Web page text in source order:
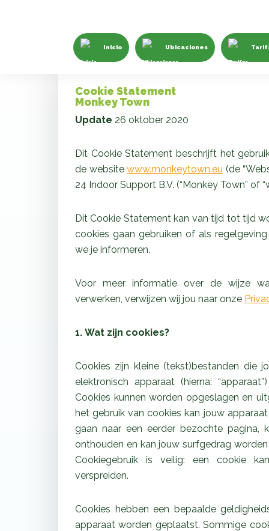
Inicio Ubicaciones
Cookie Statement
Monkey Town
Update 26 oktober 2020
Dit Cookie Statement beschrijft het
de websitewww.monkeytown.eu (de
24 Indoor Support B.V. (“Monkey Town” of
Dit Cookie Statement kan van tijd tot tijd
cookies gaan gebruiken of als
we je informeren.
Voor meer informatie over de wijze
verwerken, verwijzen wij jou naar onze
1. Wat zijn cookies?
Cookies zijn kleine (tekst)bestanden die
elektronisch apparaat (hierna:
Cookies kunnen worden opgeslagen en
het gebruik van cookies kan jouw
gaan naar een eerder bezochte pagina,
onthouden en kan jouw surfgedrag
Cookiegebruik is veilig: een cookie
verspreiden.
Cookies hebben een bepaalde
apparaat worden geplaatst. Sommige